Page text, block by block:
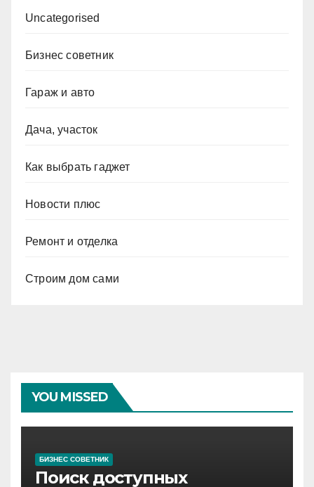
Uncategorised
Бизнес советник
Гараж и авто
Дача, участок
Как выбрать гаджет
Новости плюс
Ремонт и отделка
Строим дом сами
YOU MISSED
БИЗНЕС СОВЕТНИК
Поиск доступных